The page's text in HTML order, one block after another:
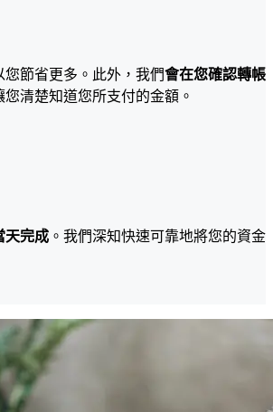
節省更多。此外，我們會在您確認轉帳
您清楚知道您所支付的金額。
天完成 。我們深知快速可靠地將您的資金